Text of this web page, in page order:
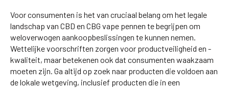
Voor consumenten is het van cruciaal belang om het legale
landschap van CBD en CBG vape pennen te begrijpen om
weloverwogen aankoopbeslissingen te kunnen nemen.
Wettelijke voorschriften zorgen voor productveiligheid en -
kwaliteit, maar betekenen ook dat consumenten waakzaam
moeten zijn. Ga altijd op zoek naar producten die voldoen aan
de lokale wetgeving, inclusief producten die in een